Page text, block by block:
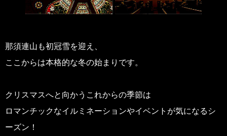
那須連山も初冠雪を迎え、
ここからは本格的な冬の始まりです。
クリスマスへと向かうこれからの季節は
ロマンチックなイルミネーションやイベントが気になるシ
ーズン！